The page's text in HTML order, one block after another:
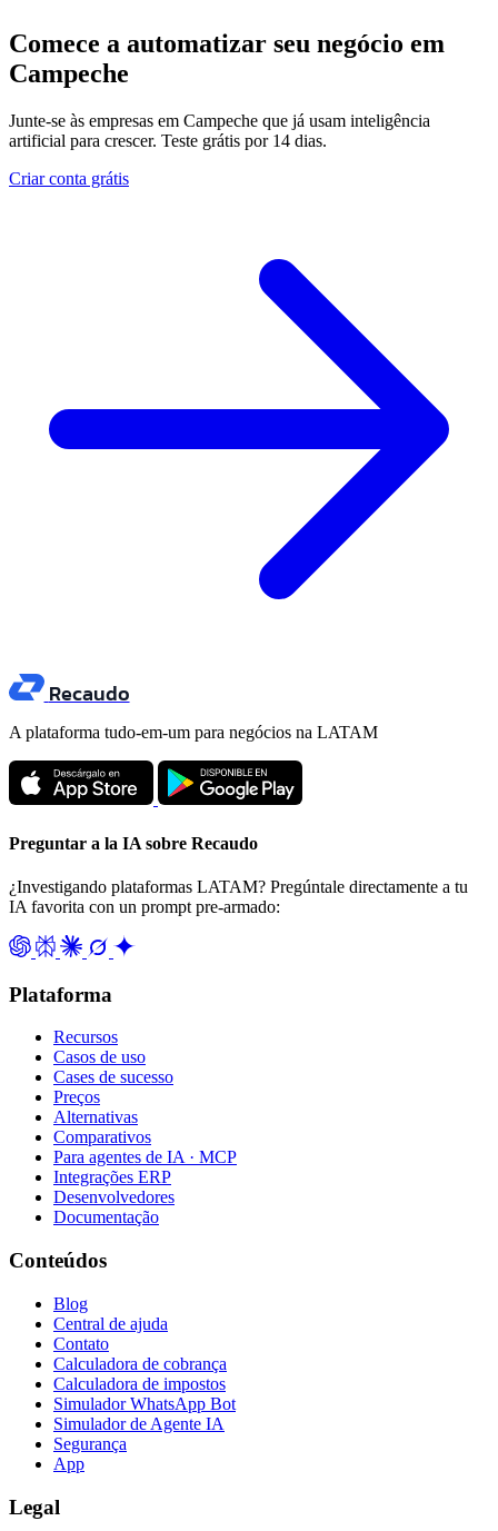
Comece a automatizar seu negócio em
Campeche
Junte-se às empresas em Campeche que já usam inteligência
artificial para crescer. Teste grátis por 14 dias.
Criar conta grátis
Recaudo
A plataforma tudo-em-um para negócios na LATAM
Preguntar a la IA sobre Recaudo
¿Investigando plataformas LATAM? Pregúntale directamente a tu
IA favorita con un prompt pre-armado:
Plataforma
Recursos
Casos de uso
Cases de sucesso
Preços
Alternativas
Comparativos
Para agentes de IA · MCP
Integrações ERP
Desenvolvedores
Documentação
Conteúdos
Blog
Central de ajuda
Contato
Calculadora de cobrança
Calculadora de impostos
Simulador WhatsApp Bot
Simulador de Agente IA
Segurança
App
Legal